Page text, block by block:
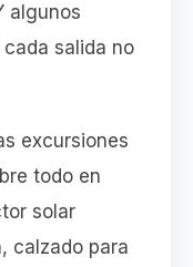
algunos
salida no
excursiones
todo en
solar
calzado para